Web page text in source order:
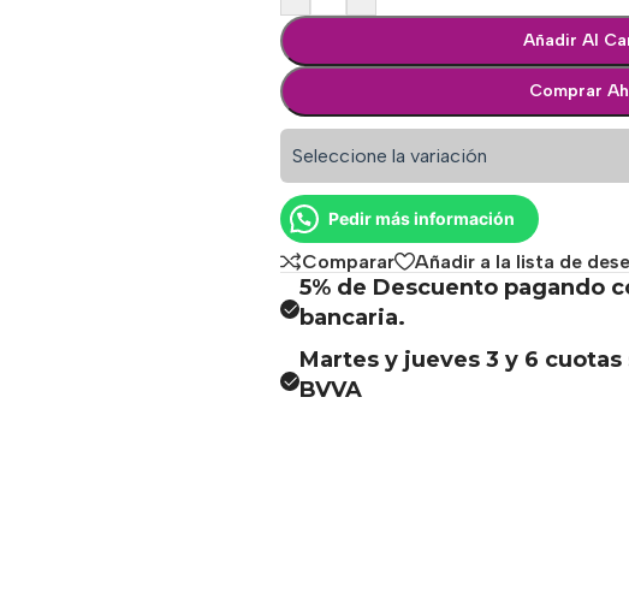
Añadir Al
Comprar
Seleccione la variación
Pedir más información
Comparar Añadir a la lista de
5% de Descuento pagando
bancaria.
Martes y jueves 3 y 6
BVVA